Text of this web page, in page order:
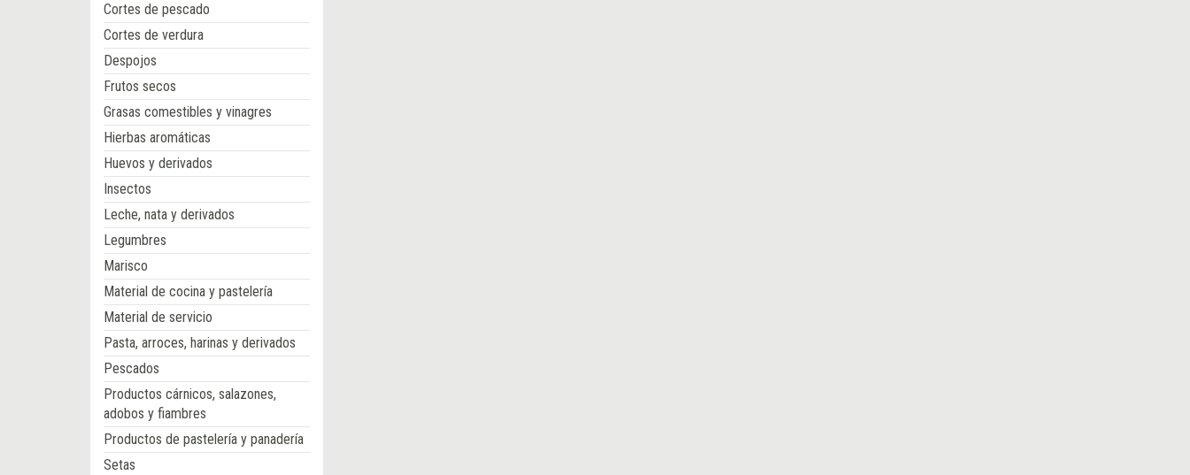
Cortes de pescado
Cortes de verdura
Despojos
Frutos secos
Grasas comestibles y vinagres
Hierbas aromáticas
Huevos y derivados
Insectos
Leche, nata y derivados
Legumbres
Marisco
Material de cocina y pastelería
Material de servicio
Pasta, arroces, harinas y derivados
Pescados
Productos cárnicos, salazones,
adobos y fiambres
Productos de pastelería y panadería
Setas